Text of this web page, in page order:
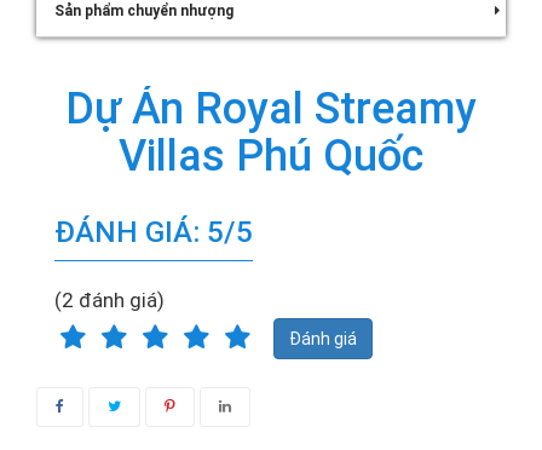
Sản phẩm chuyển nhượng
Dự Án Royal Streamy
Villas Phú Quốc
ĐÁNH GIÁ: 5/5
(2 đánh giá)
Đánh giá